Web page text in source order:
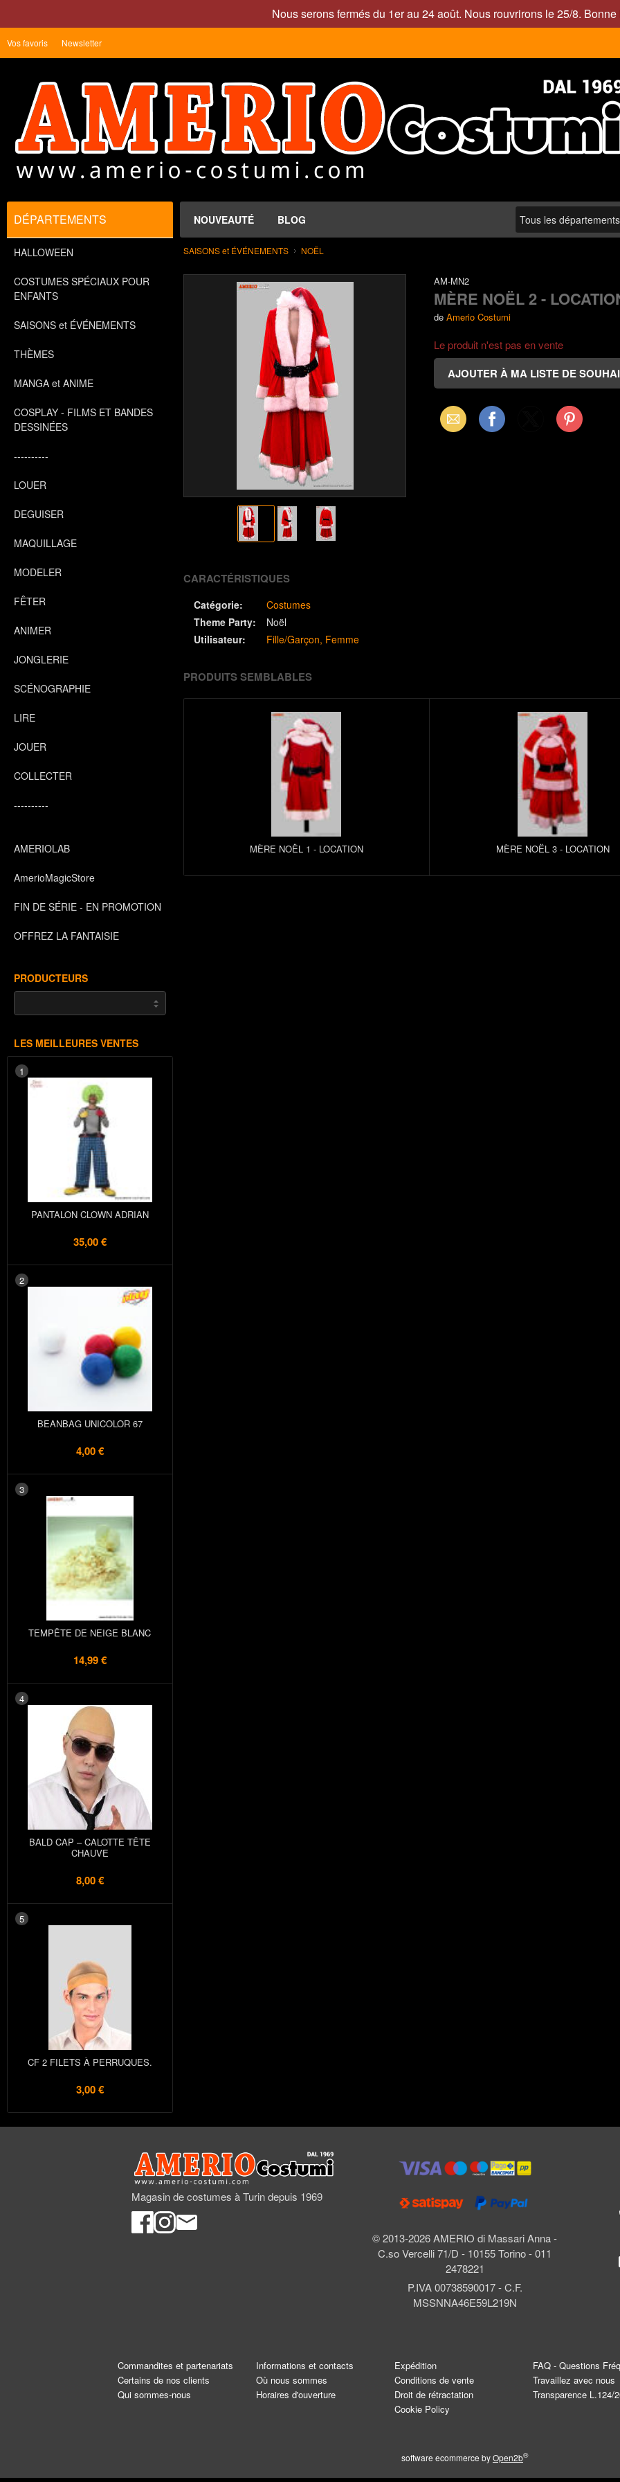
Nous serons fermés du 1er au 24 août. Nous rouvrirons le 25/8. Bonne
Vos favoris Newsletter
NOUVEAUTÉ BLOG
DÉPARTEMENTS
HALLOWEEN
COSTUMES SPÉCIAUX POUR
ENFANTS
SAISONS et ÉVÉNEMENTS
THÈMES
MANGA et ANIME
COSPLAY - FILMS ET BANDES
DESSINÉES
----------
LOUER
DEGUISER
MAQUILLAGE
MODELER
FÊTER
ANIMER
JONGLERIE
SCÉNOGRAPHIE
LIRE
JOUER
COLLECTER
----------
AMERIOLAB
AmerioMagicStore
FIN DE SÉRIE - EN PROMOTION
OFFREZ LA FANTAISIE
PRODUCTEURS
LES MEILLEURES VENTES
1
PANTALON CLOWN ADRIAN
35,00 €
2
BEANBAG UNICOLOR 67
4,00 €
3
TEMPÊTE DE NEIGE BLANC
14,99 €
4
BALD CAP – CALOTTE TÊTE
CHAUVE
8,00 €
5
CF 2 FILETS À PERRUQUES.
3,00 €
SAISONS et ÉVÉNEMENTS NOËL
AM-MN2
MÈRE NOËL 2 -
de Amerio Costumi
Le produit n'est pas en vente
Email Facebook Pinterest
CARACTÉRISTIQUES
Catégorie:
Costumes
Theme Party:
Noël
Utilisateur:
Fille/Garçon Femme
PRODUITS SEMBLABLES
MÈRE NOËL 1 - LOCATION MÈRE NOËL 3 - LOCATION
Magasin de costumes à Turin depuis 1969
© 2013-2026 AMERIO di Massari Anna -
C.so Vercelli 71/D - 10155 Torino - 011
2478221
P.IVA 00738590017 - C.F.
MSSNNA46E59L219N
Commandites et partenariats
Certains de nos clients
Qui sommes-nous
Informations et contacts
Où nous sommes
Horaires d'ouverture
Expédition
Conditions de vente
Droit de rétractation
Cookie Policy
FAQ - Questions
Travaillez avec nous
Transparence L.124/
software ecommerce byOpen2b®